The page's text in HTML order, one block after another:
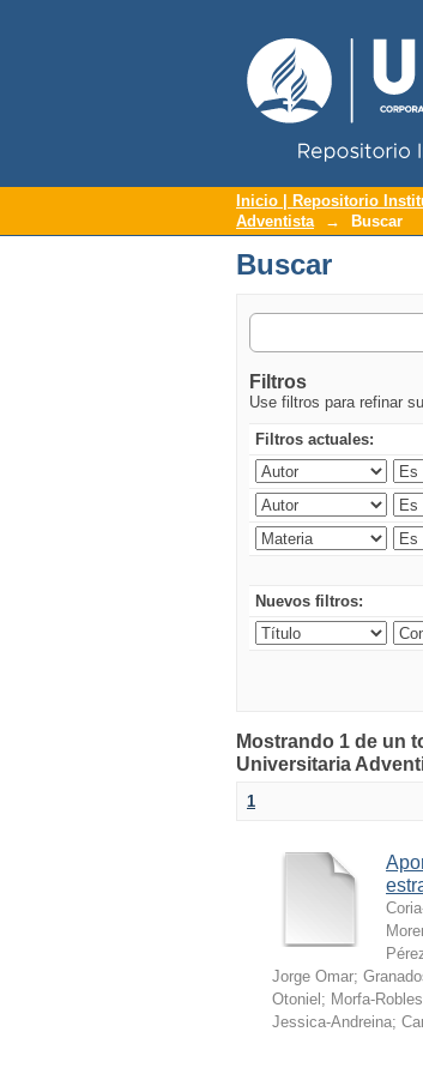
Buscar
Inicio | Repositorio
Adventista
→ Buscar
Buscar
Filtros
Use filtros para refinar
Filtros actuales:
Nuevos filtros:
Mostrando 1 de un
Universitaria
1
Jorge Omar;
Otoniel ; Morfa-
Jessica-Andreina;